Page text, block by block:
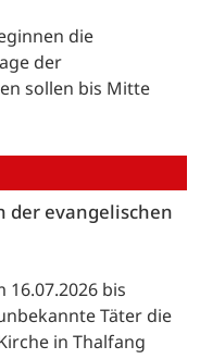
die
der
sollen bis Mitte
der evangelischen
bis
Täter die
in Thalfang